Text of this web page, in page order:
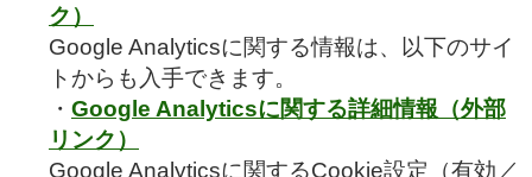
ク）
Google Analyticsに関する情報は、以下のサイ
トからも入手できます。
・ Google Analyticsに関する詳細情報（外部
リンク）
Google Analyticsに関するCookie設定（有効／